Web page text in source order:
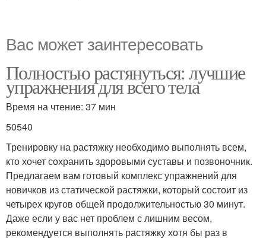
Вас может заинтересовать
Полностью растянуться: лучшие
упражнения для всего тела
Время на чтение: 37 мин
50540
Тренировку на растяжку необходимо выполнять всем,
кто хочет сохранить здоровыми суставы и позвоночник.
Предлагаем вам готовый комплекс упражнений для
новичков из статической растяжки, который состоит из
четырех кругов общей продолжительностью 30 минут.
Даже если у вас нет проблем с лишним весом,
рекомендуется выполнять растяжку хотя бы раз в